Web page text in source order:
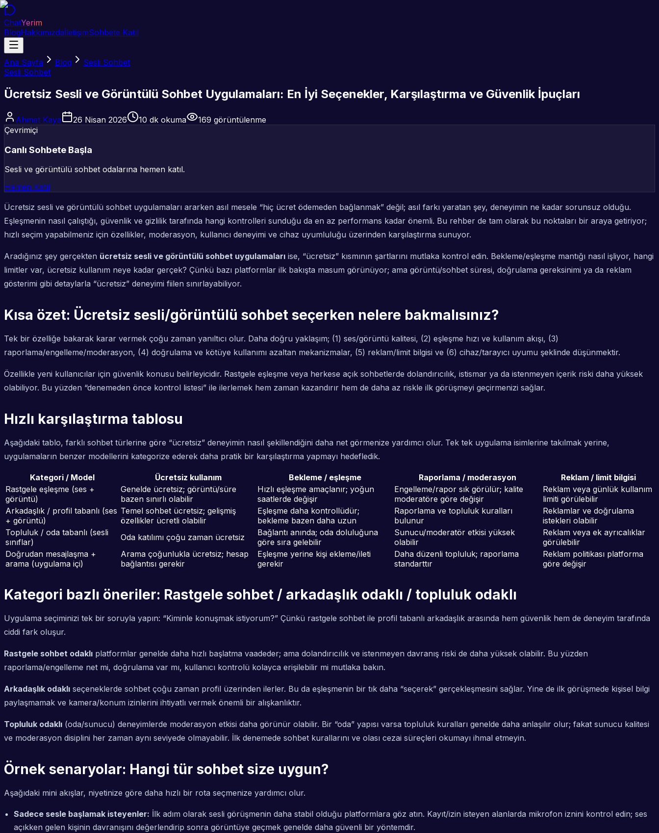
ChatYerim
BlogHakkımızdaİletişimSohbete Katıl
Ana Sayfa Blog
Sesli Sohbet
Sesli Sohbet
Ücretsiz Sesli ve Görüntülü Sohbet Uygulamaları: En İyi Seçenekler, Karşılaştırma ve Güvenlik İpuçları
Ahmet Kaya 26 Nisan 2026 10 dk okuma 169 görüntülenme
Çevrimiçi
Canlı Sohbete Başla
Sesli ve görüntülü sohbet odalarına hemen katıl.
Hemen Katıl
Ücretsiz sesli ve görüntülü sohbet uygulamaları ararken asıl mesele “hiç ücret ödemeden bağlanmak” değil; asıl farkı yaratan şey, deneyimin ne kadar sorunsuz olduğu.
Eşleşmenin nasıl çalıştığı, güvenlik ve gizlilik tarafında hangi kontrolleri sunduğu da en az performans kadar önemli. Bu rehber de tam olarak bu noktaları bir araya getiriyor;
hızlı seçim yapabilmeniz için özellikler, moderasyon, kullanıcı deneyimi ve cihaz uyumluluğu üzerinden karşılaştırma sunuyor.
Aradığınız şey gerçekten ücretsiz sesli ve görüntülü sohbet uygulamaları ise, “ücretsiz” kısmının şartlarını mutlaka kontrol edin. Bekleme/eşleşme mantığı nasıl işliyor, hangi
limitler var, ücretsiz kullanım neye kadar gerçek? Çünkü bazı platformlar ilk bakışta masum görünüyor; ama görüntü/sohbet süresi, doğrulama gereksinimi ya da reklam
gösterimi gibi detaylarla “ücretsiz” deneyimi fiilen sınırlayabiliyor.
Kısa özet: Ücretsiz sesli/görüntülü sohbet seçerken nelere bakmalısınız?
Tek bir özelliğe bakarak karar vermek çoğu zaman yanıltıcı olur. Daha doğru yaklaşım; (1) ses/görüntü kalitesi, (2) eşleşme hızı ve kullanım akışı, (3)
raporlama/engelleme/moderasyon, (4) doğrulama ve kötüye kullanımı azaltan mekanizmalar, (5) reklam/limit bilgisi ve (6) cihaz/tarayıcı uyumu şeklinde düşünmektir.
Özellikle yeni kullanıcılar için güvenlik konusu belirleyicidir. Rastgele eşleşme veya herkese açık sohbetlerde dolandırıcılık, istismar ya da istenmeyen içerik riski daha yüksek
olabiliyor. Bu yüzden “denemeden önce kontrol listesi” ile ilerlemek hem zaman kazandırır hem de daha az riskle ilk görüşmeyi geçirmenizi sağlar.
Hızlı karşılaştırma tablosu
Aşağıdaki tablo, farklı sohbet türlerine göre “ücretsiz” deneyimin nasıl şekillendiğini daha net görmenize yardımcı olur. Tek tek uygulama isimlerine takılmak yerine,
uygulamaların benzer modellerini kategorize ederek daha pratik bir karşılaştırma yapmayı hedefledik.
Kategori / Model Ücretsiz kullanım Bekleme / eşleşme Raporlama / moderasyon
Reklam / limit bilgisi
Rastgele eşleşme (ses +
görüntü)
Genelde ücretsiz; görüntü/süre
bazen sınırlı olabilir
Hızlı eşleşme amaçlanır; yoğun
saatlerde değişir
Engelleme/rapor sık görülür; kalite
moderatöre göre değişir
Reklam veya günlük kullanım
limiti görülebilir
Arkadaşlık / profil tabanlı (ses
+ görüntü)
Temel sohbet ücretsiz; gelişmiş
özellikler ücretli olabilir
Eşleşme daha kontrollüdür;
bekleme bazen daha uzun
Raporlama ve topluluk kuralları
bulunur
Reklamlar ve doğrulama
istekleri olabilir
Topluluk / oda tabanlı (sesli
sınıflar)
Oda katılımı çoğu zaman ücretsiz
Bağlantı anında; oda doluluğuna
göre sıra gelebilir
Sunucu/moderatör etkisi yüksek
olabilir
Reklam veya ek ayrıcalıklar
görülebilir
Doğrudan mesajlaşma +
arama (uygulama içi)
Arama çoğunlukla ücretsiz; hesap
bağlantısı gerekir
Eşleşme yerine kişi ekleme/ileti
gerekir
Daha düzenli topluluk; raporlama
standarttır
Reklam politikası platforma
göre değişir
Kategori bazlı öneriler: Rastgele sohbet / arkadaşlık odaklı / topluluk odaklı
Uygulama seçiminizi tek bir soruyla yapın: “Kiminle konuşmak istiyorum?” Çünkü rastgele sohbet ile profil tabanlı arkadaşlık arasında hem güvenlik hem de deneyim tarafında
ciddi fark oluşur.
Rastgele sohbet odaklı platformlar genelde daha hızlı başlatma vaadeder; ama dolandırıcılık ve istenmeyen davranış riski de daha yüksek olabilir. Bu yüzden
raporlama/engelleme net mi, doğrulama var mı, kullanıcı kontrolü kolayca erişilebilir mi mutlaka bakın.
Arkadaşlık odaklı seçeneklerde sohbet çoğu zaman profil üzerinden ilerler. Bu da eşleşmenin bir tık daha “seçerek” gerçekleşmesini sağlar. Yine de ilk görüşmede kişisel bilgi
paylaşmamak ve kamera/konum izinlerini ihtiyatlı vermek önemli bir alışkanlıktır.
Topluluk odaklı (oda/sunucu) deneyimlerde moderasyon etkisi daha görünür olabilir. Bir “oda” yapısı varsa topluluk kuralları genelde daha anlaşılır olur; fakat sunucu kalitesi
ve moderasyon disiplini her zaman aynı seviyede olmayabilir. İlk denemede sohbet kurallarını ve olası cezai süreçleri okumayı ihmal etmeyin.
Örnek senaryolar: Hangi tür sohbet size uygun?
Aşağıdaki mini akışlar, niyetinize göre daha hızlı bir rota seçmenize yardımcı olur.
Sadece sesle başlamak isteyenler: İlk adım olarak sesli görüşmenin daha stabil olduğu platformlara göz atın. Kayıt/izin isteyen alanlarda mikrofon iznini kontrol edin; ses
açıkken gelen kişinin davranışını değerlendirip sonra görüntüye geçmek genelde daha güvenli bir yöntemdir.